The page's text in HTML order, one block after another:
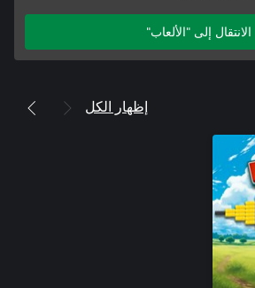
الانتقال إلى "الألعاب"
إظهار الكل